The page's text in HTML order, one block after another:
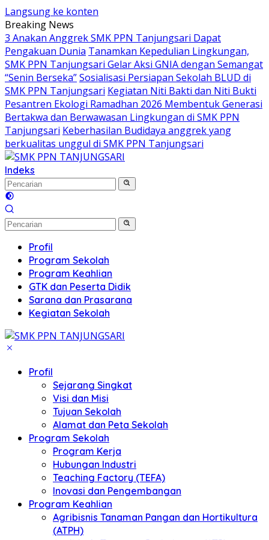
Langsung ke konten
Breaking News
3 Anakan Anggrek SMK PPN Tanjungsari Dapat
Pengakuan Dunia Tanamkan Kepedulian Lingkungan,
SMK PPN Tanjungsari Gelar Aksi GNIA dengan Semangat
“Senin Berseka”Sosialisasi Persiapan Sekolah BLUD di
SMK PPN Tanjungsari Kegiatan Niti Bakti dan Niti Bukti
Pesantren Ekologi Ramadhan 2026 Membentuk Generasi
Bertakwa dan Berwawasan Lingkungan di SMK PPN
Tanjungsari Keberhasilan Budidaya anggrek yang
berkualitas unggul di SMK PPN Tanjungsari
Indeks
Profil
Program Sekolah
Program Keahlian
GTK dan Peserta Didik
Sarana dan Prasarana
Kegiatan Sekolah
Profil
Sejarang Singkat
Visi dan Misi
Tujuan Sekolah
Alamat dan Peta Sekolah
Program Sekolah
Program Kerja
Hubungan Industri
Teaching Factory (TEFA)
Inovasi dan Pengembangan
Program Keahlian
Agribisnis Tanaman Pangan dan Hortikultura
(ATPH)